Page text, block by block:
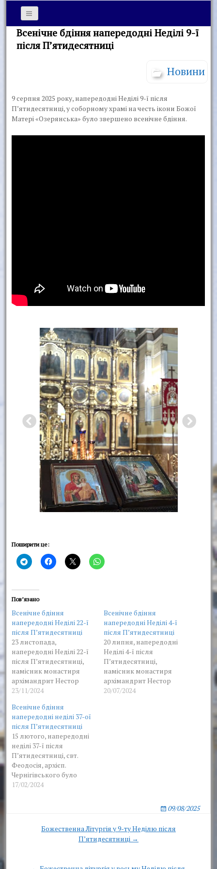
Всенічне бдіння напередодні Неділі 9-ї
після Пʼятидесятниці
Новини
9 серпня 2025 року, напередодні Неділі 9-ї після
Пʼятидесятниці, у соборному храмі на честь ікони Божої
Матері «Озерянська» було звершено всенічне бдіння.
Поширити це:
Пов’язано
Всенічне бдіння
напередодні Неділі 22-ї
після Пʼятидесятниці
23 листопада,
напередодні Неділі 22-ї
після Пʼятидесятниці,
намісник монастиря
архімандрит Нестор
очолив всенічне бдіння
честь Озерянської ікони
Божої Матері у
співслужінні братії
монастиря.
23/11/2024
Всенічне бдіння
напередодні Неділі 4-ї
після Пʼятидесятниці
20 липня, напередодні
Неділі 4-ї після
Пʼятидесятниці,
намісник монастиря
архімандрит Нестор
очолив всенічне бдіння
20/07/2024
Всенічне бдіння
напередодні неділі 37-ої
після Пʼятидесятниці
15 лютого, напередодні
неділі 37-ї після
Пʼятидесятниці, свт.
Феодосія, архієп.
Чернігівського було
завершено всенічне
братії в священному
17/02/2024
09/08/2025
Божественна Літургія у 9-ту Неділю після
П’ятидесятниці →